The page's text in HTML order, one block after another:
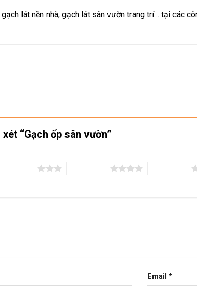
lát nền nhà, gạch lát sân vườn trang trí… tại các
“Gạch ốp sân vườn”
Email *